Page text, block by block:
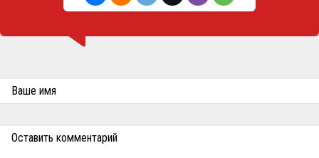
Ваше имя
Оставить комментарий